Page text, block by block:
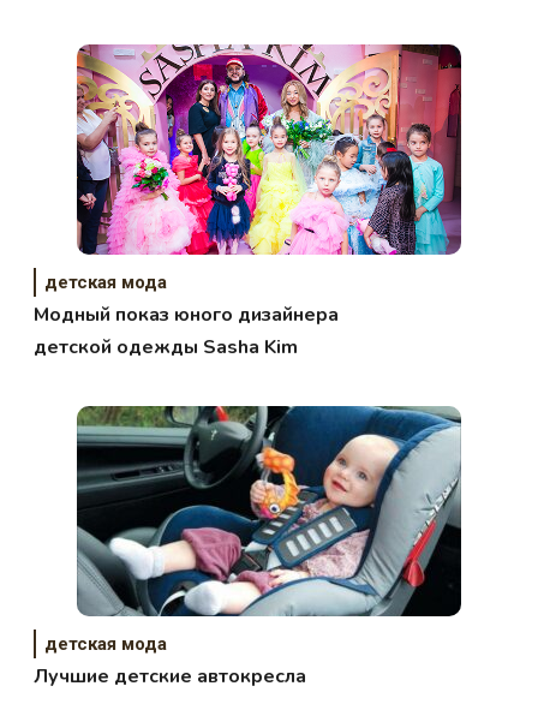
детская мода
Модный показ юного дизайнера
детской одежды Sasha Kim
детская мода
Лучшие детские автокресла